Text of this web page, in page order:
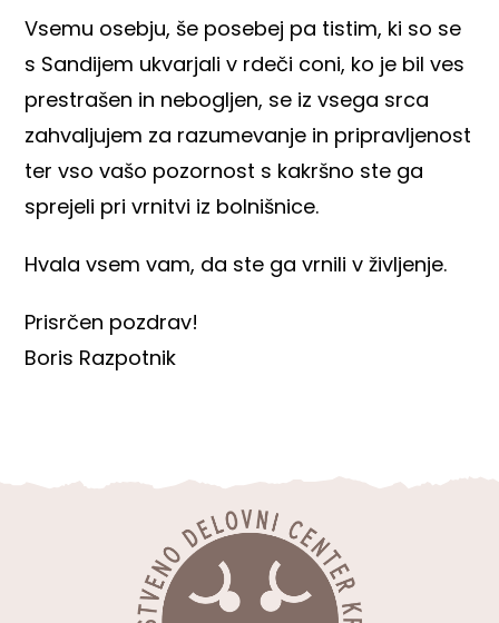
Vsemu osebju, še posebej pa tistim, ki so se
s Sandijem ukvarjali v rdeči coni, ko je bil ves
prestrašen in nebogljen, se iz vsega srca
zahvaljujem za razumevanje in pripravljenost
ter vso vašo pozornost s kakršno ste ga
sprejeli pri vrnitvi iz bolnišnice.
Hvala vsem vam, da ste ga vrnili v življenje.
Prisrčen pozdrav!
Boris Razpotnik